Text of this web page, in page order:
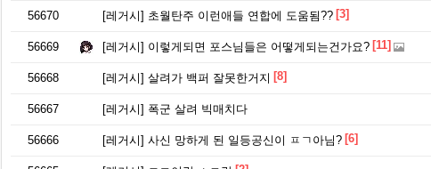
56670 [레거시] 초월탄주 이런애들 연합에 도움됨?? [3]
56669 [레거시] 이렇게되면 포스님들은 어떻게되는건가요? [11]
56668 [레거시] 살려가 백퍼 잘못한거지 [8]
56667 [레거시] 폭군 살려 빅매치다
56666 [레거시] 사신 망하게 된 일등공신이 ㅍㄱ아님? [6]